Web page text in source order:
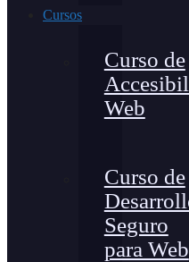
Cursos
Curso de
Web
Curso de
Seguro
para Web